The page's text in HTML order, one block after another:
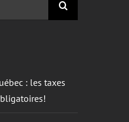
: les taxes